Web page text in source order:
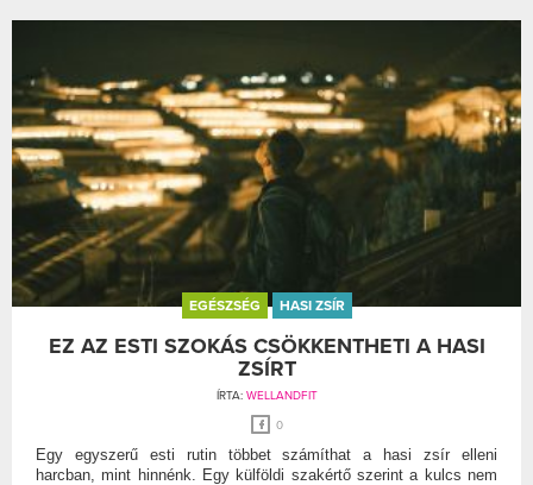
EGÉSZSÉG HASI ZSÍR
EZ AZ ESTI SZOKÁS CSÖKKENTHETI A HASI
ZSÍRT
ÍRTA: WELLANDFIT
0
Egy egyszerű esti rutin többet számíthat a hasi zsír elleni
harcban, mint hinnénk. Egy külföldi szakértő szerint a kulcs nem